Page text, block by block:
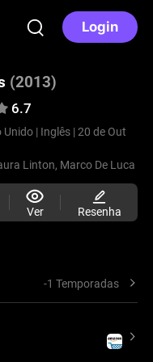
Login
(2013)
6.7
Unido | Inglês | 20 de Out
Linton, Marco De Luca
Ver Resenha
-1 Temporadas